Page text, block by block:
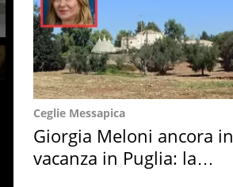
Ceglie Messapica
Giorgia Meloni ancora in
vacanza in Puglia: la